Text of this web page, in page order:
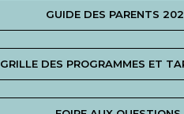
GUIDE DES PARENTS
GRILLE DES PROGRAMMES ET